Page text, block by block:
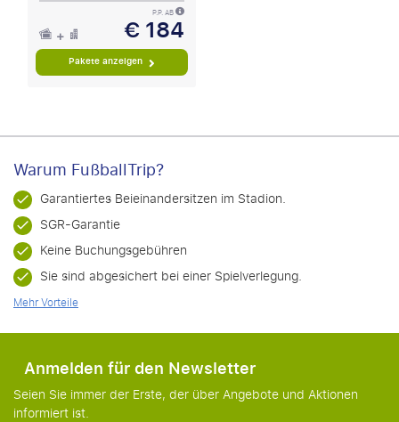
P.P. AB
€ 184
Pakete anzeigen
Warum FußballTrip?
Garantiertes Beieinandersitzen im Stadion.
SGR-Garantie
Keine Buchungsgebühren
Sie sind abgesichert bei einer Spielverlegung.
Mehr Vorteile
Anmelden für den Newsletter
Seien Sie immer der Erste, der über Angebote und Aktionen
informiert ist.